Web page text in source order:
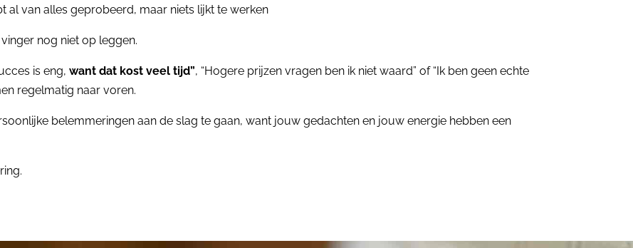
al van alles geprobeerd, maar niets lijkt te werken
nog niet op leggen.
is eng,want dat kost veel tijd”, “Hogere prijzen vragen ben ik niet waard” of “Ik ben geen echte
regelmatig naar voren.
belemmeringen aan de slag te gaan, want jouw gedachten en jouw energie hebben een